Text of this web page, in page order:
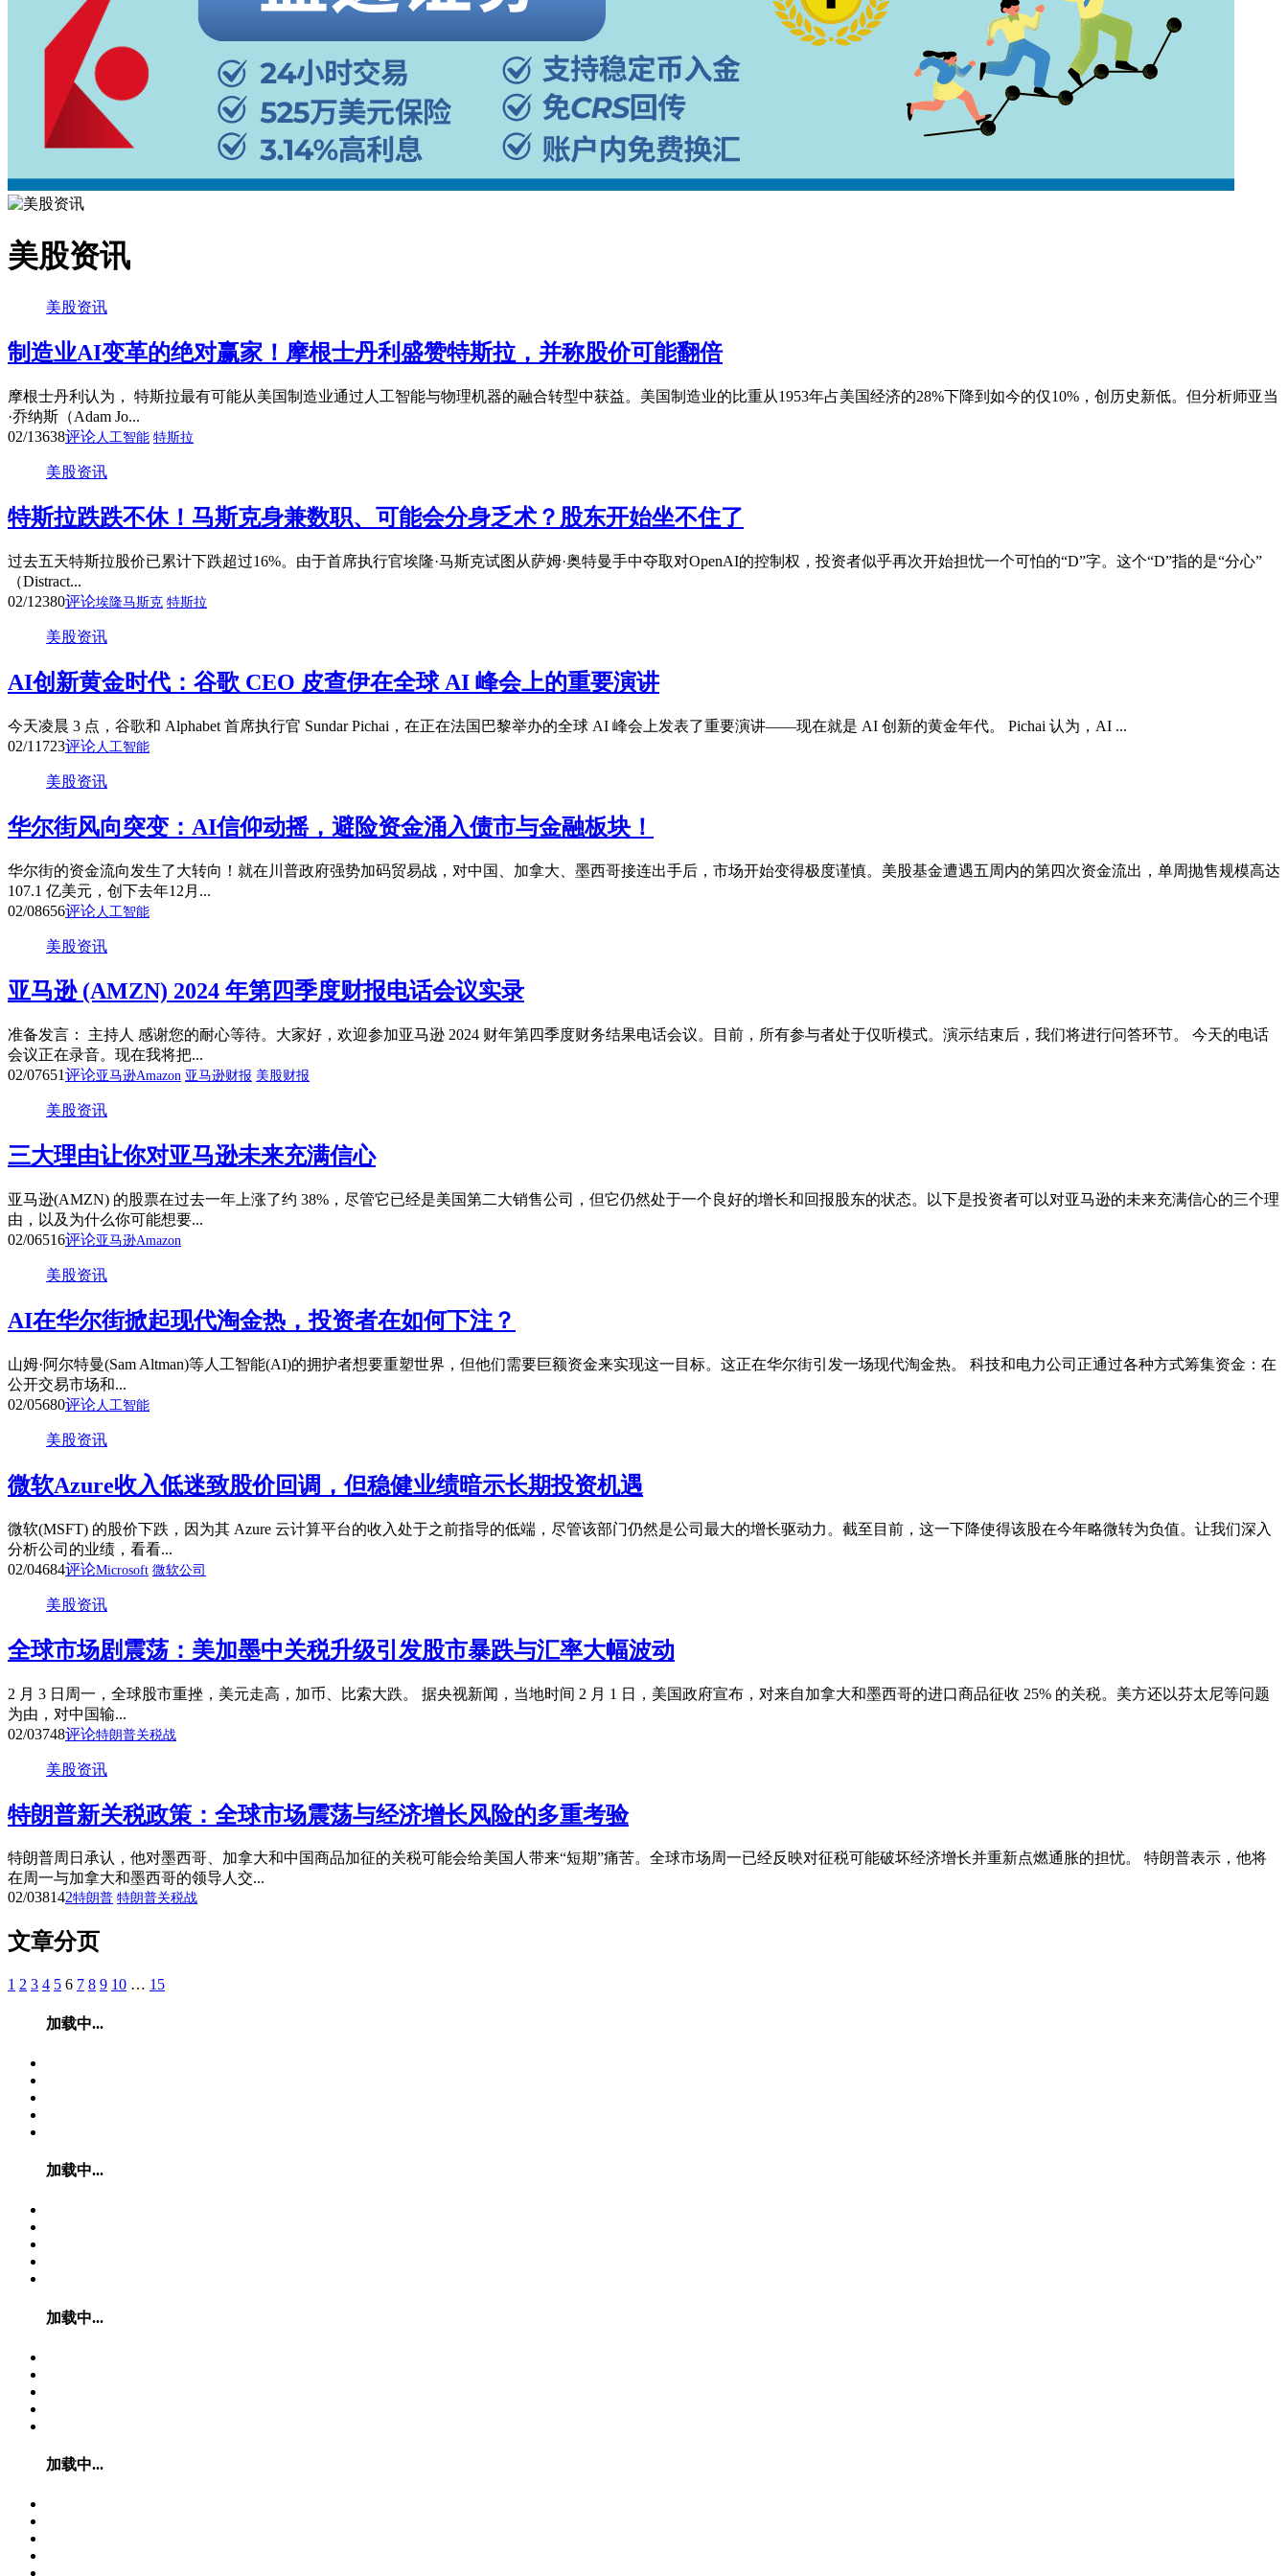
美股资讯
美股资讯
制造业AI变革的绝对赢家！摩根士丹利盛赞特斯拉，并称股价可能翻倍
摩根士丹利认为， 特斯拉最有可能从美国制造业通过人工智能与物理机器的融合转型中获益。美国制造业的比重从1953年占美国经济的28%下降到如今的仅10%，创历史新低。但分析师亚当
·乔纳斯（Adam Jo...
02/13638评论人工智能 特斯拉
美股资讯
特斯拉跌跌不休！马斯克身兼数职、可能会分身乏术？股东开始坐不住了
过去五天特斯拉股价已累计下跌超过16%。由于首席执行官埃隆·马斯克试图从萨姆·奥特曼手中夺取对OpenAI的控制权，投资者似乎再次开始担忧一个可怕的“D”字。这个“D”指的是“分心”
（Distract...
02/12380评论埃隆马斯克 特斯拉
美股资讯
AI创新黄金时代：谷歌 CEO 皮查伊在全球 AI 峰会上的重要演讲
今天凌晨 3 点，谷歌和 Alphabet 首席执行官 Sundar Pichai，在正在法国巴黎举办的全球 AI 峰会上发表了重要演讲——现在就是 AI 创新的黄金年代。 Pichai 认为，AI ...
02/11 723评论 人工智能
美股资讯
华尔街风向突变：AI信仰动摇，避险资金涌入债市与金融板块！
华尔街的资金流向发生了大转向！就在川普政府强势加码贸易战，对中国、加拿大、墨西哥接连出手后，市场开始变得极度谨慎。美股基金遭遇五周内的第四次资金流出，单周抛售规模高达
107.1 亿美元，创下去年12月...
02/08656评论 人工智能
美股资讯
亚马逊 (AMZN) 2024 年第四季度财报电话会议实录
准备发言： 主持人 感谢您的耐心等待。大家好，欢迎参加亚马逊 2024 财年第四季度财务结果电话会议。目前，所有参与者处于仅听模式。演示结束后，我们将进行问答环节。 今天的电话
会议正在录音。现在我将把...
02/07651评论亚马逊Amazon 亚马逊财报 美股财报
美股资讯
三大理由让你对亚马逊未来充满信心
亚马逊(AMZN) 的股票在过去一年上涨了约 38%，尽管它已经是美国第二大销售公司，但它仍然处于一个良好的增长和回报股东的状态。以下是投资者可以对亚马逊的未来充满信心的三个理
由，以及为什么你可能想要...
02/06516评论亚马逊Amazon
美股资讯
AI在华尔街掀起现代淘金热，投资者在如何下注？
山姆·阿尔特曼(Sam Altman)等人工智能(AI)的拥护者想要重塑世界，但他们需要巨额资金来实现这一目标。这正在华尔街引发一场现代淘金热。 科技和电力公司正通过各种方式筹集资金：在
公开交易市场和...
02/05680评论人工智能
美股资讯
微软Azure收入低迷致股价回调，但稳健业绩暗示长期投资机遇
微软(MSFT) 的股价下跌，因为其 Azure 云计算平台的收入处于之前指导的低端，尽管该部门仍然是公司最大的增长驱动力。截至目前，这一下降使得该股在今年略微转为负值。让我们深入
分析公司的业绩，看看...
02/04684评论Microsoft 微软公司
美股资讯
全球市场剧震荡：美加墨中关税升级引发股市暴跌与汇率大幅波动
2 月 3 日周一，全球股市重挫，美元走高，加币、比索大跌。 据央视新闻，当地时间 2 月 1 日，美国政府宣布，对来自加拿大和墨西哥的进口商品征收 25% 的关税。美方还以芬太尼等问题
为由，对中国输...
02/03748评论特朗普关税战
美股资讯
特朗普新关税政策：全球市场震荡与经济增长风险的多重考验
特朗普周日承认，他对墨西哥、加拿大和中国商品加征的关税可能会给美国人带来“短期”痛苦。全球市场周一已经反映对征税可能破坏经济增长并重新点燃通胀的担忧。 特朗普表示，他将
在周一与加拿大和墨西哥的领导人交...
02/038142特朗普 特朗普关税战
文章分页
1 2 3 4 5 6 7 8 9 10 … 15
加载中...
加载中...
加载中...
加载中...